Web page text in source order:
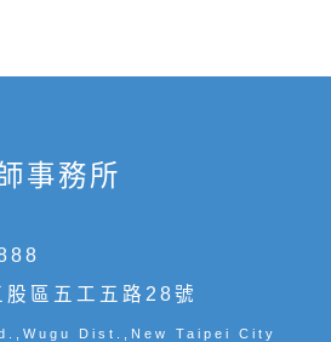
事務所
股區五工五路28號
Dist.,New Taipei City